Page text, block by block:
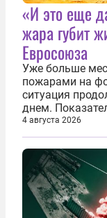
«И это еще
жара губит
Евросоюза
Уже больше
пожарами на
ситуация
днем.
гибнут,
временем
хозяйство. По
4 августа 2026